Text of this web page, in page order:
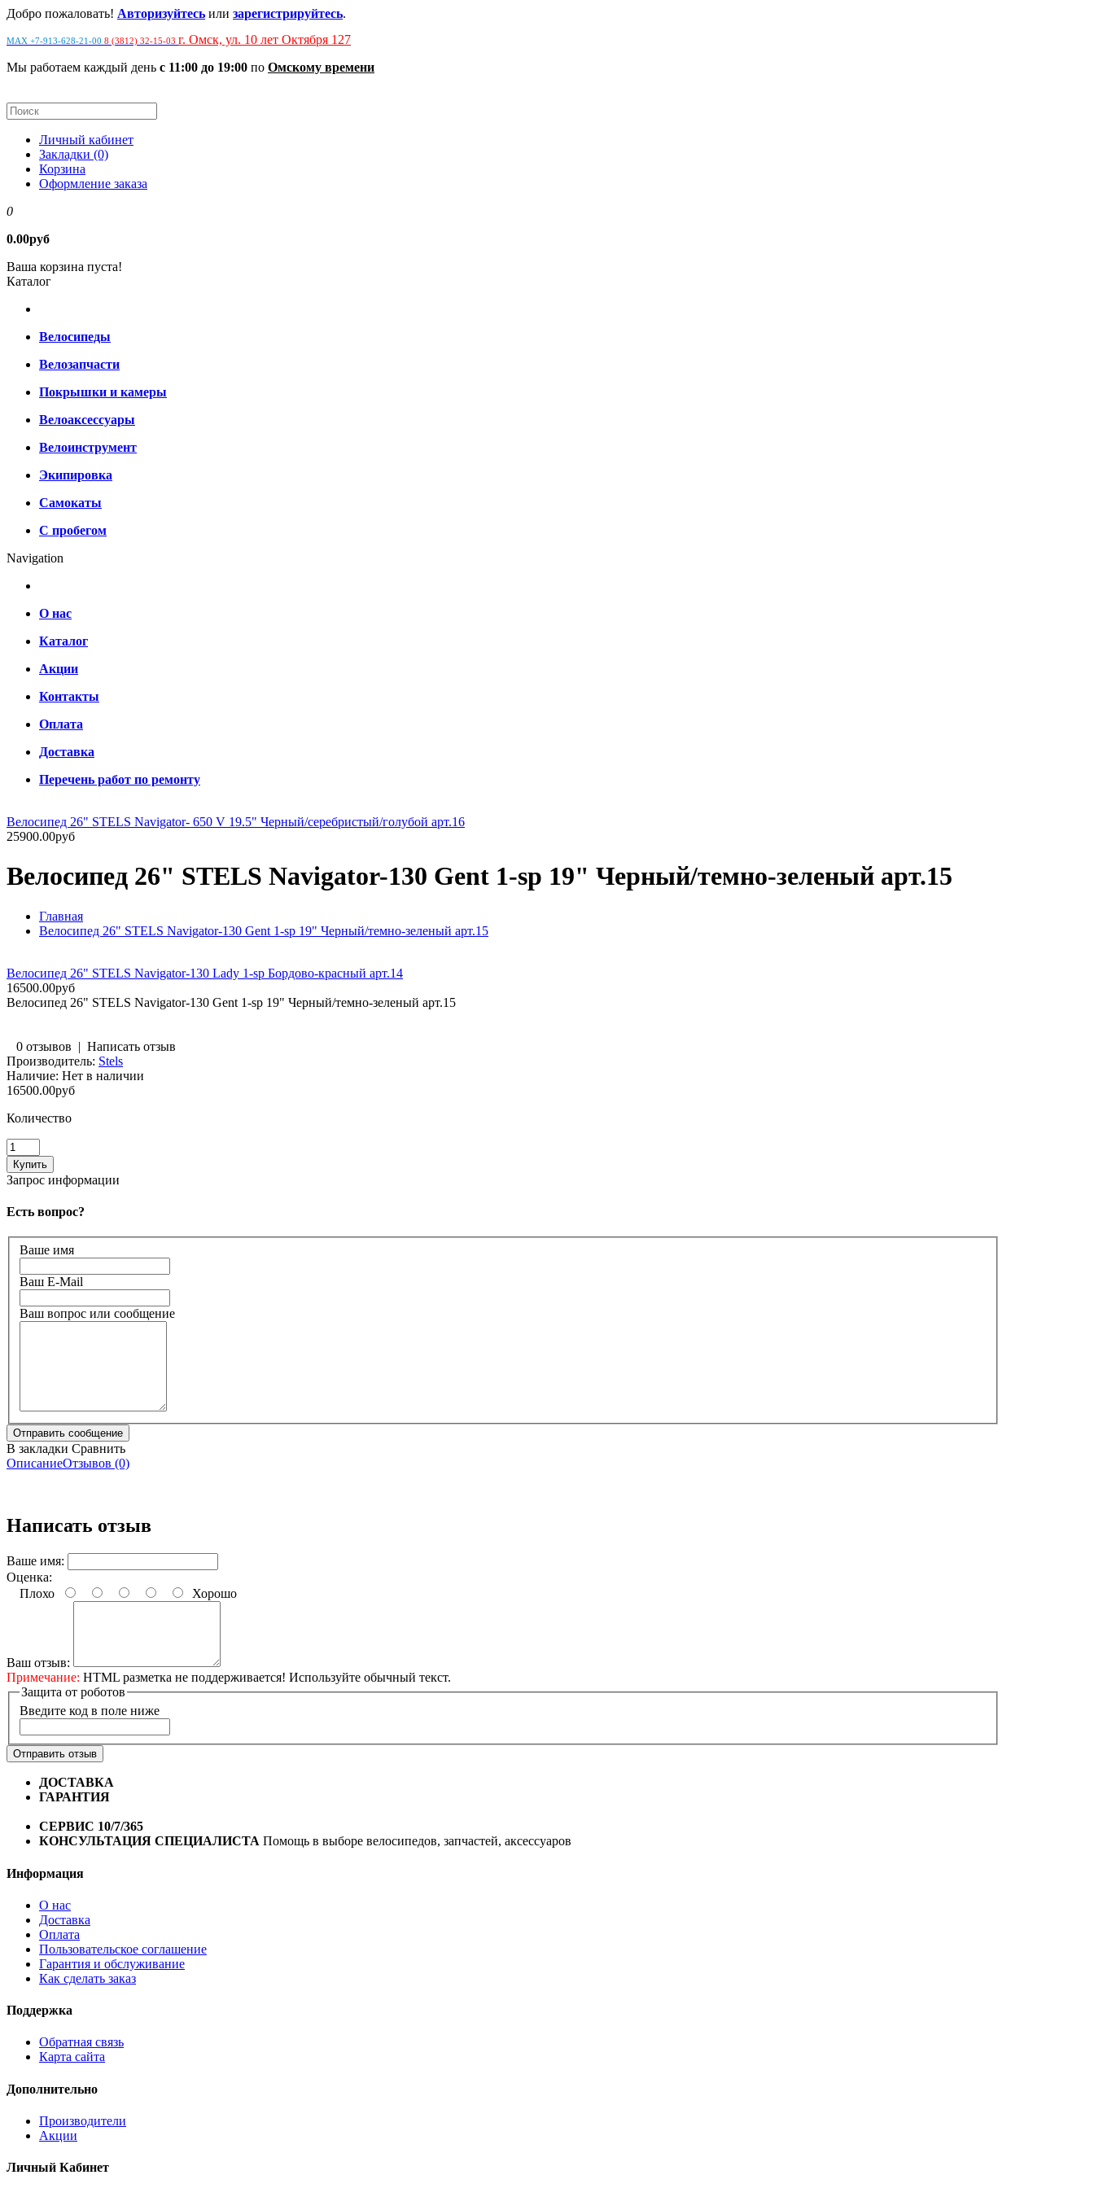
Добро пожаловать! Авторизуйтесь или зарегистрируйтесь.
MAX +7-913-628-21-00 8 (3812) 32-15-03 г. Омск, ул. 10 лет Октября 127
Мы работаем каждый день с 11:00 до 19:00 по Омскому времени
Личный кабинет
Закладки (0)
Корзина
Оформление заказа
0
0.00руб
Ваша корзина пуста!
Каталог
Велосипеды
Велозапчасти
Покрышки и камеры
Велоаксессуары
Велоинструмент
Экипировка
Самокаты
С пробегом
Navigation
О нас
Каталог
Акции
Контакты
Оплата
Доставка
Перечень работ по ремонту
Велосипед 26" STELS Navigator- 650 V 19.5" Черный/серебристый/голубой арт.16
25900.00руб
Велосипед 26" STELS Navigator-130 Gent 1-sp 19" Черный/темно-зеленый арт.15
Главная
Велосипед 26" STELS Navigator-130 Gent 1-sp 19" Черный/темно-зеленый арт.15
Велосипед 26" STELS Navigator-130 Lady 1-sp Бордово-красный арт.14
16500.00руб
Велосипед 26" STELS Navigator-130 Gent 1-sp 19" Черный/темно-зеленый арт.15
0 отзывов | Написать отзыв
Производитель: Stels
Наличие: Нет в наличии
16500.00руб
Количество
Запрос информации
Есть вопрос?
Ваше имя
Ваш E-Mail
Ваш вопрос или сообщение
В закладки Сравнить
ОписаниеОтзывов (0)
Написать отзыв
Ваше имя:
Оценка:
Плохо
Хорошо
Ваш отзыв:
Примечание: HTML разметка не поддерживается! Используйте обычный текст.
Защита от роботов
Введите код в поле ниже
Отправить отзыв
ДОСТАВКА
ГАРАНТИЯ
СЕРВИС 10/7/365
КОНСУЛЬТАЦИЯ СПЕЦИАЛИСТА Помощь в выборе велосипедов, запчастей, аксессуаров
Информация
О нас
Доставка
Оплата
Пользовательское соглашение
Гарантия и обслуживание
Как сделать заказ
Поддержка
Обратная связь
Карта сайта
Дополнительно
Производители
Акции
Личный Кабинет